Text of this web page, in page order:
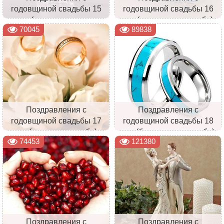
годовщиной свадьбы 15
лет (хрустальная или
стеклянная свадьба)
годовщиной свадьбы 16
лет (топазовая свадьба)
70045
Поздравления с
годовщиной свадьбы 17
лет (розовая свадьба)
89838
Поздравления с
годовщиной свадьбы 18
лет (бирюзовая свадьба)
74453
Поздравления с
121380
Поздравления с